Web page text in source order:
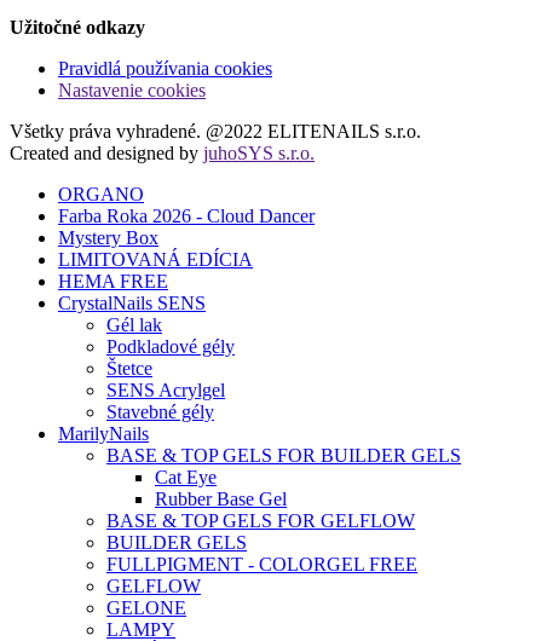
Užitočné odkazy
Pravidlá používania cookies
Nastavenie cookies
Všetky práva vyhradené. @2022 ELITENAILS s.r.o.
Created and designed by juhoSYS s.r.o.
ORGANO
Farba Roka 2026 - Cloud Dancer
Mystery Box
LIMITOVANÁ EDÍCIA
HEMA FREE
CrystalNails SENS
Gél lak
Podkladové gély
Štetce
SENS Acrylgel
Stavebné gély
MarilyNails
BASE & TOP GELS FOR BUILDER GELS
Cat Eye
Rubber Base Gel
BASE & TOP GELS FOR GELFLOW
BUILDER GELS
FULLPIGMENT - COLORGEL FREE
GELFLOW
GELONE
LAMPY